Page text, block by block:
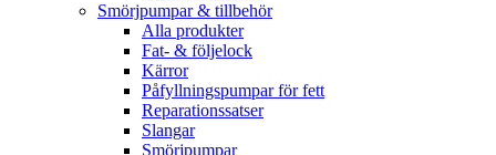
Smörjpumpar & tillbehör
Alla produkter
Fat- & följelock
Kärror
Påfyllningspumpar för fett
Reparationssatser
Slangar
Smörjpumpar